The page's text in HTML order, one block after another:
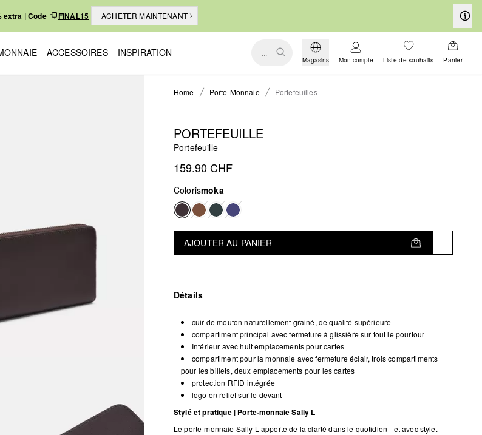
extra | Code FINAL15 ACHETER MAINTENANT
ACCESSOIRES INSPIRATION ...
Magasins Mon compte Liste de souhaits Panier
Home Porte-Monnaie Portefeuilles
PORTEFEUILLE
Portefeuille
159.90 CHF
Colorismoka
AJOUTER AU PANIER
Détails
cuir de mouton naturellement grainé, de qualité supérieure
compartiment principal avec fermeture à glissière sur tout le pourtour
Intérieur avec huit emplacements pour cartes
compartiment pour la monnaie avec fermeture éclair, trois compartiments
pour les billets, deux emplacements pour les cartes
protection RFID intégrée
logo en relief sur le devant
Stylé et pratique | Porte-monnaie Sally L
Le porte-monnaie Sally L apporte de la clarté dans le quotidien - et avec style.